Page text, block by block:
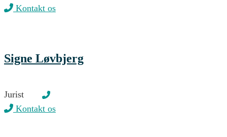
Kontakt os
Signe Løvbjerg
Jurist
Kontakt os